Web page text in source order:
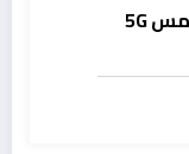
المغرب يستخدم شبكة الجيل الخامس 5G